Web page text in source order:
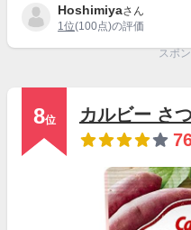
Hoshimiyaさん
1位(100点)の評価
スポ
8位
カルビー さ